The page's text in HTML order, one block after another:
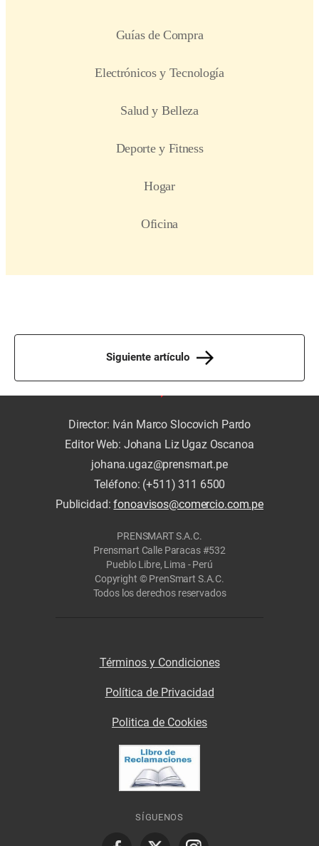
Siguiente artículo
Director: Iván Marco Slocovich Pardo
Editor Web: Johana Liz Ugaz Oscanoa
johana.ugaz@prensmart.pe
Teléfono: (+511) 311 6500
Publicidad:fonoavisos@comercio.com.pe
PRENSMART S.A.C.
Prensmart Calle Paracas #532
Pueblo Libre, Lima - Perú
Copyright © PrenSmart S.A.C.
Todos los derechos reservados
Términos y Condiciones
Política de Privacidad
Politica de Cookies
SÍGUENOS